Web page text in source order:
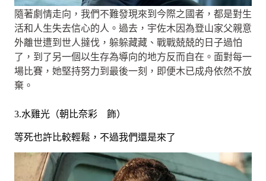
隨著劇情走向，我們不難發現來到今際之國者，都是對生
活和人生失去信心的人。過去，宇佐木因為登山家父親意
外離世遭到世人撻伐，躲躲藏藏、戰戰兢兢的日子過怕
了，到了另一個以生存為導向的地方反而自在。面對每一
場比賽，她堅持努力到最後一刻，即便木已成舟依然不放
棄。
3.水雞光（朝比奈彩 飾）
等死也許比較輕鬆，不過我們還是來了